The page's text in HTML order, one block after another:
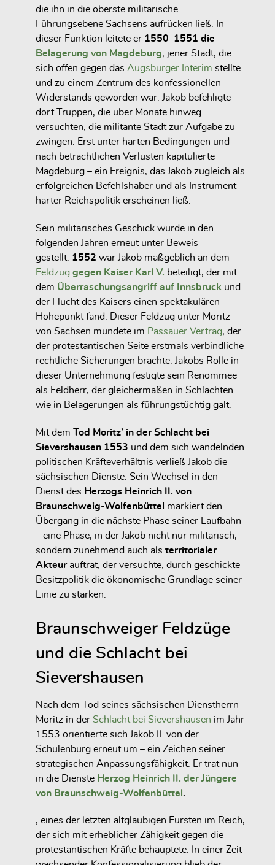
die ihn in die oberste militärische
Führungsebene Sachsens aufrücken ließ. In
dieser Funktion leitete er 1550–1551 die
Belagerung von Magdeburg, jener Stadt, die
sich offen gegen das Augsburger Interim stellte
und zu einem Zentrum des konfessionellen
Widerstands geworden war. Jakob befehligte
dort Truppen, die über Monate hinweg
versuchten, die militante Stadt zur Aufgabe zu
zwingen. Erst unter harten Bedingungen und
nach beträchtlichen Verlusten kapitulierte
Magdeburg – ein Ereignis, das Jakob zugleich als
erfolgreichen Befehlshaber und als Instrument
harter Reichspolitik erscheinen ließ.
Sein militärisches Geschick wurde in den
folgenden Jahren erneut unter Beweis
gestellt: 1552 war Jakob maßgeblich an dem
Feldzug gegen Kaiser Karl V. beteiligt, der mit
dem Überraschungsangriff auf Innsbruck und
der Flucht des Kaisers einen spektakulären
Höhepunkt fand. Dieser Feldzug unter Moritz
von Sachsen mündete im Passauer Vertrag, der
der protestantischen Seite erstmals verbindliche
rechtliche Sicherungen brachte. Jakobs Rolle in
dieser Unternehmung festigte sein Renommee
als Feldherr, der gleichermaßen in Schlachten
wie in Belagerungen als führungstüchtig galt.
Mit dem Tod Moritz’ in der Schlacht bei
Sievershausen 1553 und dem sich wandelnden
politischen Kräfteverhältnis verließ Jakob die
sächsischen Dienste. Sein Wechsel in den
Dienst des Herzogs Heinrich II. von
Braunschweig-Wolfenbüttel markiert den
Übergang in die nächste Phase seiner Laufbahn
– eine Phase, in der Jakob nicht nur militärisch,
sondern zunehmend auch als territorialer
Akteurauftrat, der versuchte, durch geschickte
Besitzpolitik die ökonomische Grundlage seiner
Linie zu stärken.
Braunschweiger Feldzüge
und die Schlacht bei
Sievershausen
Nach dem Tod seines sächsischen Dienstherrn
Moritz in der Schlacht bei Sievershausen im Jahr
1553 orientierte sich Jakob II. von der
Schulenburg erneut um – ein Zeichen seiner
strategischen Anpassungsfähigkeit. Er trat nun
in die Dienste Herzog Heinrich II. der Jüngere
von Braunschweig-Wolfenbüttel.
, eines der letzten altgläubigen Fürsten im Reich,
der sich mit erheblicher Zähigkeit gegen die
protestantischen Kräfte behauptete. In einer Zeit